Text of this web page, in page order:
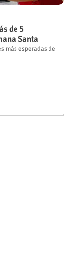
de 5
Santa
más esperadas de